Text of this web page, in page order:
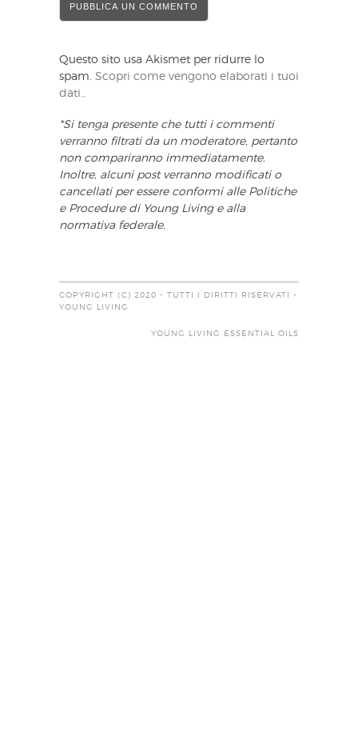
Questo sito usa Akismet per ridurre lo
spam. Scopri come vengono elaborati i tuoi
dati.,
*Si tenga presente che tutti i commenti
verranno filtrati da un moderatore, pertanto
non compariranno immediatamente.
Inoltre, alcuni post verranno modificati o
cancellati per essere conformi alle Politiche
e Procedure di Young Living e alla
normativa federale.
COPYRIGHT (C) 2020 - TUTTI I DIRITTI RISERVATI -
YOUNG LIVING
YOUNG LIVING ESSENTIAL OILS